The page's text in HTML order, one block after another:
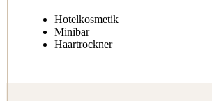
Hotelkosmetik
Minibar
Haartrockner